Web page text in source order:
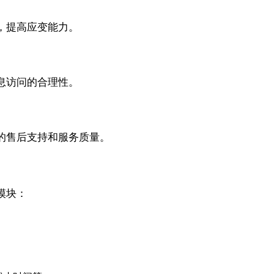
高应变能力。
问的合理性。
后支持和服务质量。
：